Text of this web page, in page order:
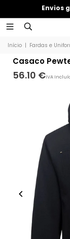
Envios
Início | Fardas e
Casaco
56.10 €IVA